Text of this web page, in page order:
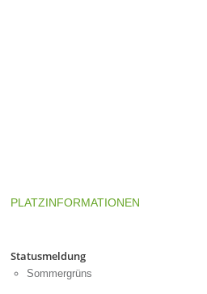
PLATZINFORMATIONEN
Statusmeldung
Sommergrüns